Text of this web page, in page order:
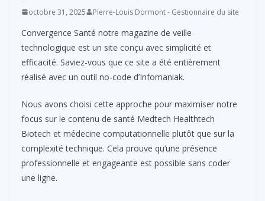
octobre 31, 2025 Pierre-Louis Dormont - Gestionnaire du site
Convergence Santé notre magazine de veille
technologique est un site conçu avec simplicité et
efficacité. Saviez-vous que ce site a été entièrement
réalisé avec un outil no-code d’Infomaniak.
Nous avons choisi cette approche pour maximiser notre
focus sur le contenu de santé Medtech Healthtech
Biotech et médecine computationnelle plutôt que sur la
complexité technique. Cela prouve qu’une présence
professionnelle et engageante est possible sans coder
une ligne.